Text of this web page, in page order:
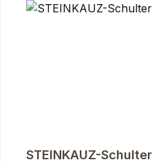
STEINKAUZ-